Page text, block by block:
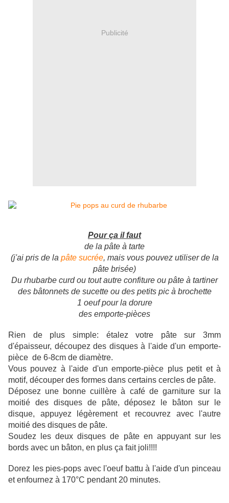
Publicité
Pour ça il faut
de la pâte à tarte
(j'ai pris de la pâtesucrée, mais vous pouvez utiliser de la
pâte brisée)
Du rhubarbe curd ou tout autre confiture ou pâte à tartiner
des bâtonnets de sucette ou des petits pic à brochette
1 oeuf pour la dorure
des emporte-pièces
Rien de plus simple: étalez votre pâte sur 3mm
d'épaisseur, découpez des disques à l'aide d'un emporte-
pièce de 6-8cm de diamètre.
Vous pouvez à l'aide d'un emporte-pièce plus petit et à
motif, découper des formes dans certains cercles de pâte.
Déposez une bonne cuillère à café de garniture sur la
moitié des disques de pâte, déposez le bâton sur le
disque, appuyez légèrement et recouvrez avec l'autre
moitié des disques de pâte.
Soudez les deux disques de pâte en appuyant sur les
bords avec un bâton, en plus ça fait joli!!!!
Dorez les pies-pops avec l'oeuf battu à l'aide d'un pinceau
et enfournez à 170°C pendant 20 minutes.